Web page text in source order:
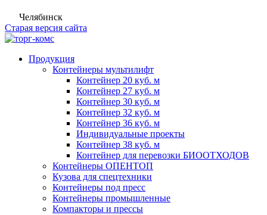
Челябинск
Старая версия сайта
Продукция
Контейнеры мультилифт
Контейнер 20 куб. м
Контейнер 27 куб. м
Контейнер 30 куб. м
Контейнер 32 куб. м
Контейнер 36 куб. м
Индивидуальные проекты
Контейнер 38 куб. м
Контейнер для перевозки БИООТХОДОВ
Контейнеры ОПЕНТОП
Кузова для спецтехники
Контейнеры под пресс
Контейнеры промышленные
Компакторы и прессы